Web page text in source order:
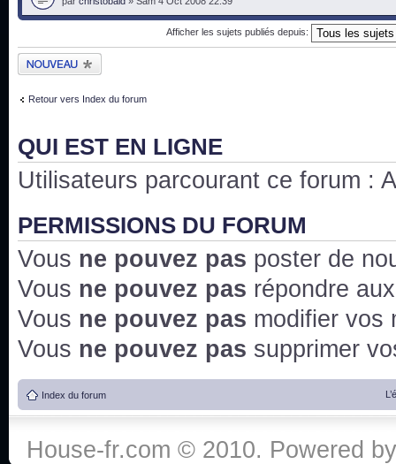
Afficher les sujets publiés depuis:
Publier un nouveau
sujet
Retour vers Index du forum
QUI EST EN LIGNE
Utilisateurs parcourant ce forum :
PERMISSIONS DU FORUM
Vous ne pouvez pas poster de
Vous ne pouvez pas répondre
Vous ne pouvez pas modifier vos
Vous ne pouvez pas supprimer
Index du forum
House-fr.com © 2010. Powered